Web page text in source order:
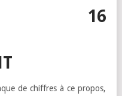
16
de chiffres à ce propos,